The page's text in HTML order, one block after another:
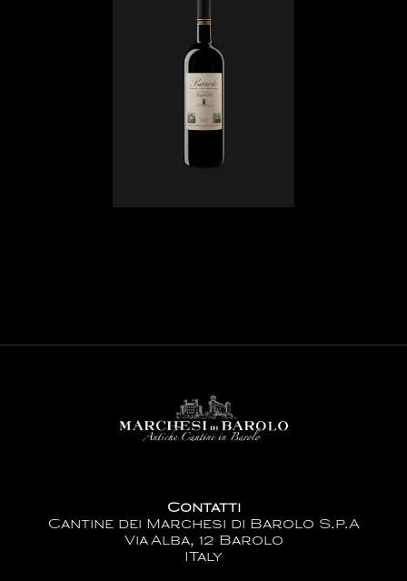
Contatti
Cantine dei Marchesi di Barolo S.p.A
Via Alba, 12 Barolo
ITaly